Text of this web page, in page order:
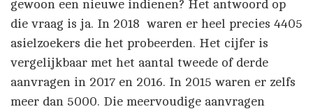
gewoon een nieuwe indienen? Het antwoord op
die vraag is ja. In 2018 waren er heel precies 4405
asielzoekers die het probeerden. Het cijfer is
vergelijkbaar met het aantal tweede of derde
aanvragen in 2017 en 2016. In 2015 waren er zelfs
meer dan 5000. Die meervoudige aanvragen